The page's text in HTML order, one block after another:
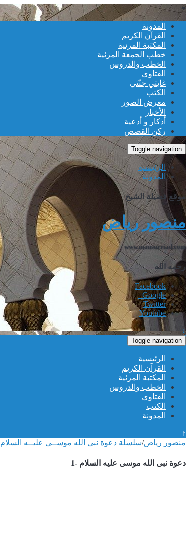
≡
المدونة
القرآن الكريم
المكتبة المرئية
خطب الجمعة المرئية
الخطب والدروس
الفتاوى
غايتي جنّتي
الكتب
معرض الصور
الأخبار
أذكار و أدعية
ركن القصص
Toggle navigation
الرئيسية
المدونة
موقع فضيلة الشيخ
منصور رياض
www.mansurriad.com
رحمه الله
Facebook
Google+
Twitter
Youtube
↓
Toggle navigation
الرئيسية
القرآن الكريم
المكتبة المرئية
الخطب والدروس
الفتاوى
الكتب
المدونة
↑
منصور رياض/سلسلة دعوة نبى الله موســى عليــه السلام
دعوة نبى الله موسى عليه السلام -1